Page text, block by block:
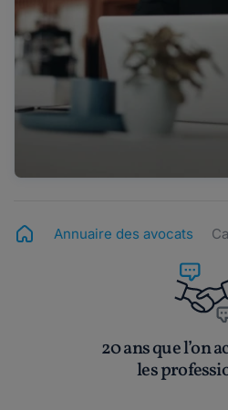
Annuaire des avocats
20 ans que l’on
les